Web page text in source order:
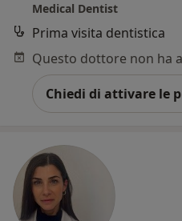
Medical Dentist
Prima visita dentistica
Chiedi di attivare le